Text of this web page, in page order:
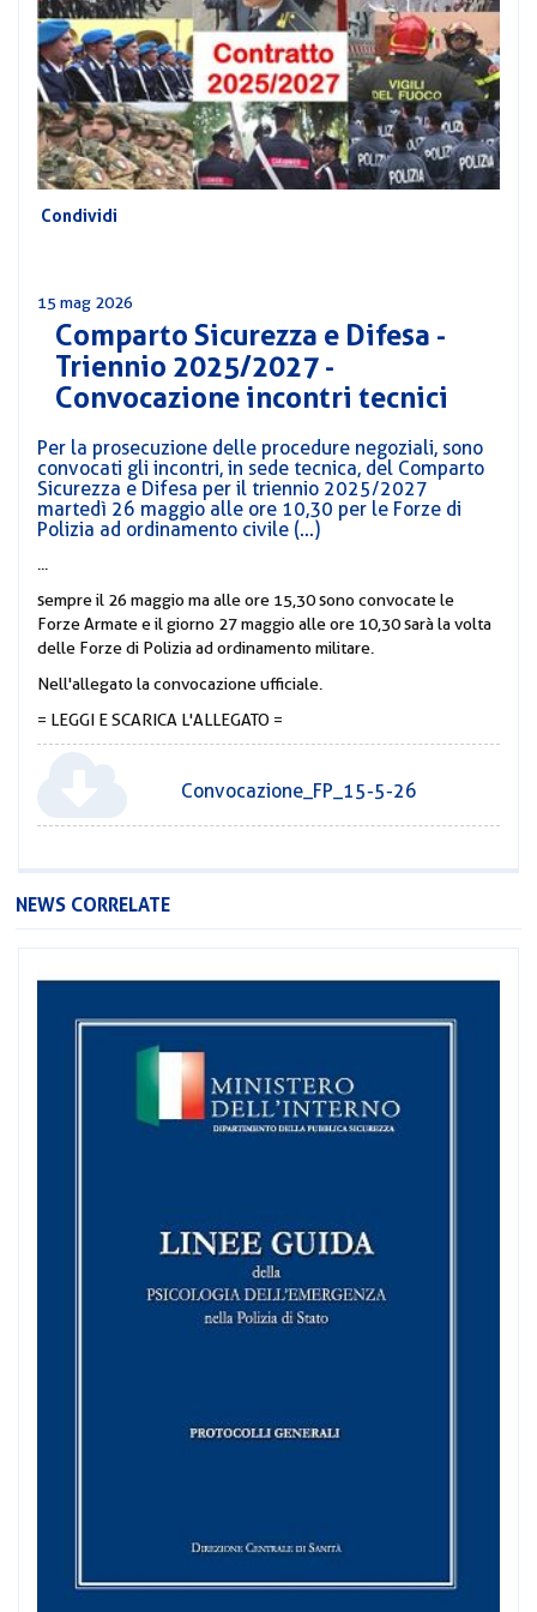
PREVIDENZA
CONVENZIONI
AREA
DIRIGENZIALE
CIRCOLARI
CORSI
MOBILITÀ
DEL
PERSONALE
Condividi
15 mag 2026
Comparto Sicurezza e Difesa -
Triennio 2025/2027 -
Convocazione incontri tecnici
Per la prosecuzione delle procedure negoziali, sono
convocati gli incontri, in sede tecnica, del Comparto
Sicurezza e Difesa per il triennio 2025/2027
martedì 26 maggio alle ore 10,30 per le Forze di
Polizia ad ordinamento civile (...)
sempre il 26 maggio ma alle ore 15,30 sono convocate le
Forze Armate e il giorno 27 maggio alle ore 10,30 sarà la volta
delle Forze di Polizia ad ordinamento militare.
Nell'allegato la convocazione ufficiale.
= LEGGI E SCARICA L'ALLEGATO =
Convocazione_FP_15-5-26
NEWS CORRELATE